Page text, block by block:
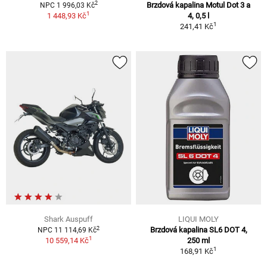
NPC 1 996,03 Kč2
1 448,93 Kč1
Brzdová kapalina Motul Dot 3 a
4, 0,5 l
241,41 Kč1
Shark Auspuff
NPC 11 114,69 Kč2
10 559,14 Kč1
LIQUI MOLY
Brzdová kapalina SL6 DOT 4,
250 ml
168,91 Kč1